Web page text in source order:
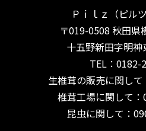
Ｐｉｌｚ（ピル
〒019-0508 秋田県
十五野新田字明神
TEL： 0182-
生椎茸の販売に関し
椎茸工場に関して
昆虫に関して：